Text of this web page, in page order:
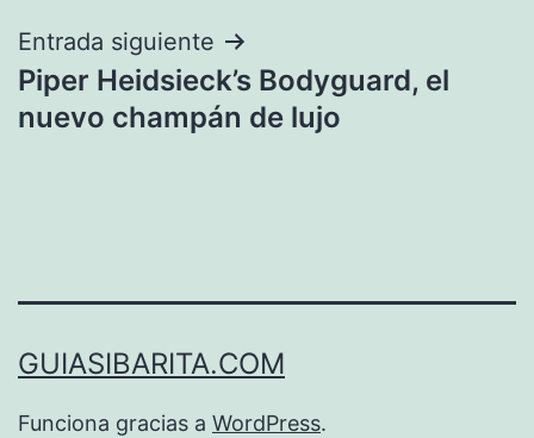
Entrada siguiente
Piper Heidsieck’s Bodyguard, el
nuevo champán de lujo
GUIASIBARITA.COM
Funciona gracias a WordPress.